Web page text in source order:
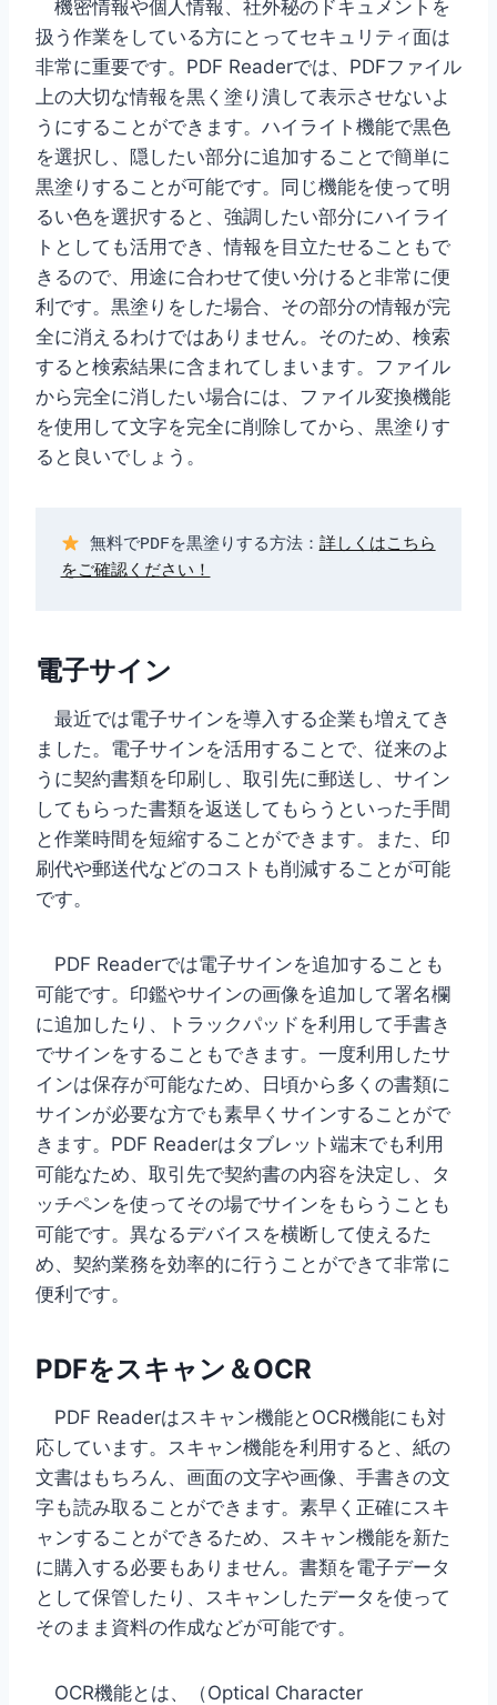
機密情報や個人情報、社外秘のドキュメントを
扱う作業をしている方にとってセキュリティ面は
非常に重要です。PDF Readerでは、PDFファイル
上の大切な情報を黒く塗り潰して表示させないよ
うにすることができます。ハイライト機能で黒色
を選択し、隠したい部分に追加することで簡単に
黒塗りすることが可能です。同じ機能を使って明
るい色を選択すると、強調したい部分にハイライ
トとしても活用でき、情報を目立たせることもで
きるので、用途に合わせて使い分けると非常に便
利です。 黒塗りをした場合、その部分の情報が完
全に消えるわけではありません。そのため、検索
すると検索結果に含まれてしまいます。ファイル
から完全に消したい場合には、ファイル変換機能
を使用して文字を完全に削除してから、黒塗りす
ると良いでしょう。
無料でPDFを黒塗りする方法： 詳しくはこちら
をご確認ください！
電子サイン
最近では電子サインを導入する企業も増えてき
ました。電子サインを活用することで、従来のよ
うに契約書類を印刷し、取引先に郵送し、サイン
してもらった書類を返送してもらうといった手間
と作業時間を短縮することができます。また、印
刷代や郵送代などのコストも削減することが可能
です。
PDF Readerでは電子サインを追加することも
可能です。印鑑やサインの画像を追加して署名欄
に追加したり、トラックパッドを利用して手書き
でサインをすることもできます。一度利用したサ
インは保存が可能なため、日頃から多くの書類に
サインが必要な方でも素早くサインすることがで
きます。PDF Readerはタブレット端末でも利用
可能なため、取引先で契約書の内容を決定し、タ
ッチペンを使ってその場でサインをもらうことも
可能です。異なるデバイスを横断して使えるた
め、契約業務を効率的に行うことができて非常に
便利です。
PDFをスキャン＆OCR
PDF Readerはスキャン機能とOCR機能にも対
応しています。スキャン機能を利用すると、紙の
文書はもちろん、画面の文字や画像、手書きの文
字も読み取ることができます。素早く正確にスキ
ャンすることができるため、スキャン機能を新た
に購入する必要もありません。書類を電子データ
として保管したり、スキャンしたデータを使って
そのまま資料の作成などが可能です。
OCR機能とは、（Optical Character